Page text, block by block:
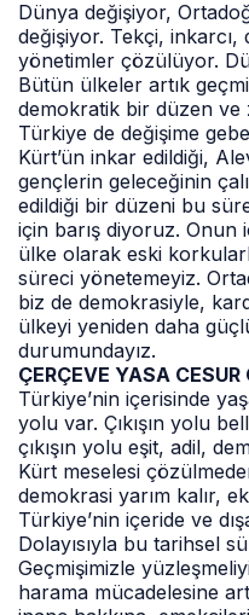
Dünya değişiyor,
değişiyor. Tekçi,
yönetimler çözülüyor.
Bütün ülkeler artık
demokratik bir düzen ve
Türkiye de değişime
Kürt’ün inkar edildiği,
gençlerin geleceğinin
edildiği bir düzeni bu
için barış diyoruz. Onun
ülke olarak eski
süreci yönetemeyiz.
biz de demokrasiyle,
ülkeyi yeniden daha
durumundayız.
ÇERÇEVE YASA CESUR
Türkiye’nin içerisinde
yolu var. Çıkışın yolu
çıkışın yolu eşit, adil,
Kürt meselesi
demokrasi yarım kalır,
Türkiye’nin içeride ve
Dolayısıyla bu tarihsel
Geçmişimizle
harama mücadelesine